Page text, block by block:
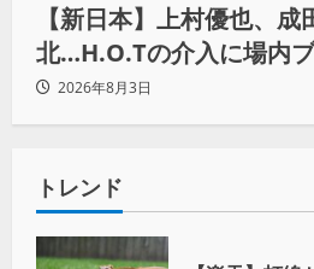
【新日本】上村優也、
北…H.O.Tの介入に場内
闘いたい蓮じゃない！」
2026年8月3日
トレンド